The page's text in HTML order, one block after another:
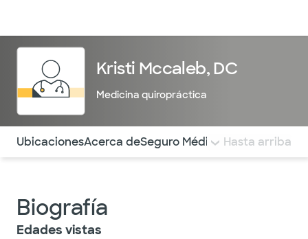
Kristi Mccaleb, DC
Medicina quiropráctica
Utilice esta navegación para saltar rápidamente a
UbicacionesAcerca deSeguro Médico COMENTARIOS
Hasta arriba
Biografía
Edades vistas